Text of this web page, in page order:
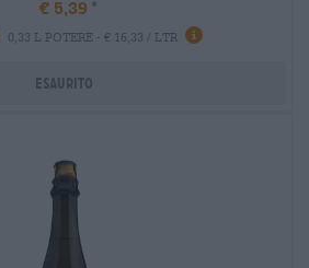
€ 5,39
0,33 L POTERE - € 16,33 / LTR
Esaurito